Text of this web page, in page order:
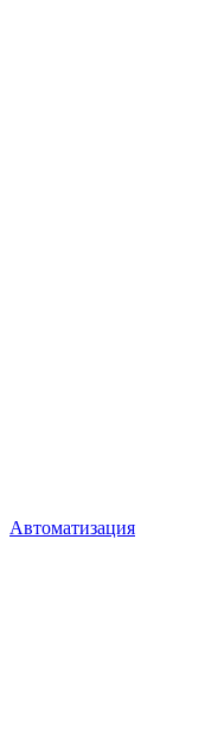
Автоматизация